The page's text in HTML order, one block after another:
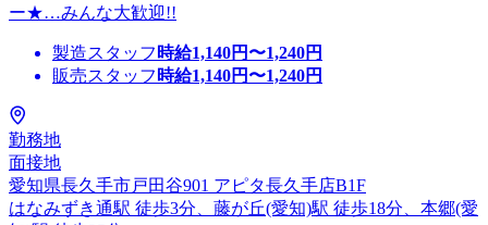
ー★…みんな大歓迎!!
製造スタッフ 時給1,140円〜1,240円
販売スタッフ 時給1,140円〜1,240円
勤務地
面接地
愛知県長久手市戸田谷901 アピタ長久手店B1F
はなみずき通駅 徒歩3分、藤が丘(愛知)駅 徒歩18分、本郷(愛